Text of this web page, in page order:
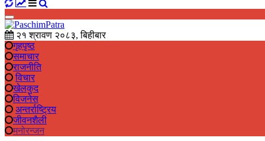
२१ श्रावण २०८३, बिहीबार
गृहपृष्ठ
समाचार
राजनीति
विचार
खेलकुद
विजनेस
अन्तर्राष्ट्रिय
जीवनशैली
मनोरन्जन